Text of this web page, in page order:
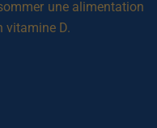
une alimentation
vitamine D.